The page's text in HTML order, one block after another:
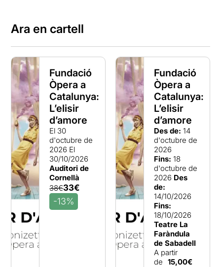
Ara en cartell
Fundació
Òpera a
Catalunya:
L’elisir
d’amore
El 30
d'octubre de
2026 El
30/10/2026
Auditori de
Cornellà
38€33€
-13%
Fundació
Òpera a
Catalunya:
L’elisir
d’amore
Des de: 14
d'octubre de
2026
Fins: 18
d'octubre de
2026 Des
de:
14/10/2026
Fins:
18/10/2026
Teatre La
Faràndula
de Sabadell
A partir
de 15,00€